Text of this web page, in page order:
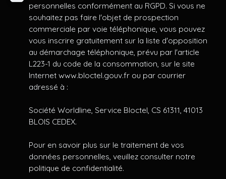
personnelles conformément au RGPD. Si vous ne
souhaitez pas faire l'objet de prospection
commerciale par voie téléphonique, vous pouvez
vous inscrire gratuitement sur la liste d'opposition
au démarchage téléphonique, prévu par l'article
L223-1 du code de la consommation, sur le site
Internet www.bloctel.gouv.fr ou par courrier
adressé à :
Société Worldline, Service Bloctel, CS 61311, 41013
BLOIS CEDEX.
Pour en savoir plus sur le traitement de vos
données personnelles, veuillez consulter notre
politique de confidentialité.